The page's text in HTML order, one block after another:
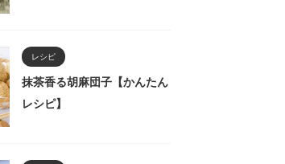
レシピ
抹茶香る胡麻団子【かんたん
レシピ】